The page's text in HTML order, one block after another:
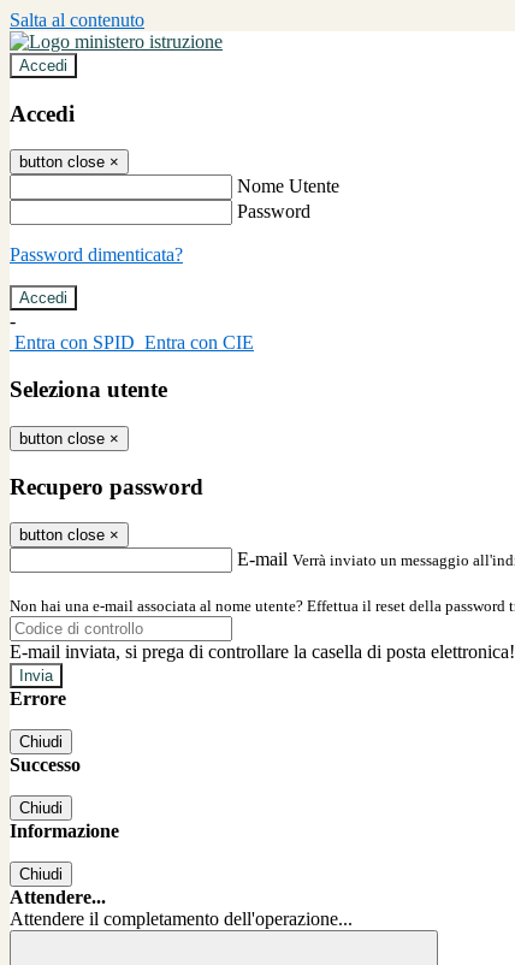
Salta al contenuto
Accedi
Accedi
button close ×
Nome Utente
Password
Password dimenticata?
-
Entra con SPID Entra con CIE
Seleziona utente
button close ×
Recupero password
button close ×
E-mail Verrà inviato un messaggio
Non hai una e-mail associata al nome utente? Effettua il reset della password
E-mail inviata, si prega di controllare la casella di posta elettronica!
Errore
Chiudi
Successo
Chiudi
Informazione
Chiudi
Attendere...
Attendere il completamento dell'operazione...